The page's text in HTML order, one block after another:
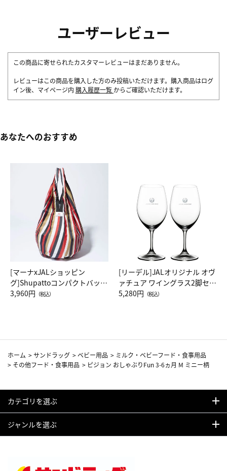
ユーザーレビュー
この商品に寄せられたカスタマーレビューはまだありません。
レビューはこの商品を購入した方のみ投稿いただけます。購入商品はログ
イン後、マイページ内 購入履歴一覧 からご確認いただけます。
あなたへのおすすめ
[マーナxJALショッピン
グ]Shupattoコンパクトバッグ
Drop JAL客室乗務員（LC）ス
3,960円 （税込）
[リーデル]JALオリジナル オヴ
ァチュア ワイングラス2脚セッ
ト（レッドワイン）
5,280円 （税込）
ホーム >サンドラッグ >ベビー用品 > ミルク・ベビーフード・食事用品
> その他フード・食事用品 > ピジョン おしゃぶりFun 3-6ヵ月 M ミニー柄
カテゴリを選ぶ
ジャンルを選ぶ